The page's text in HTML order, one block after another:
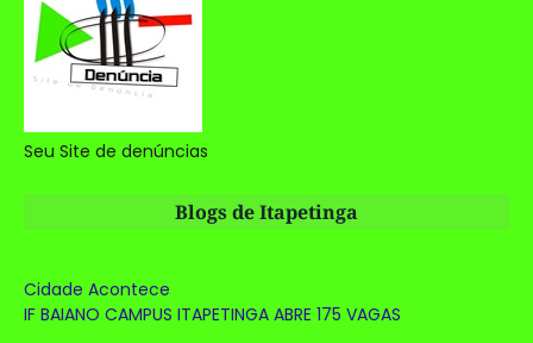
Seu Site de denúncias
Blogs de Itapetinga
Cidade Acontece
IF BAIANO CAMPUS ITAPETINGA ABRE 175 VAGAS